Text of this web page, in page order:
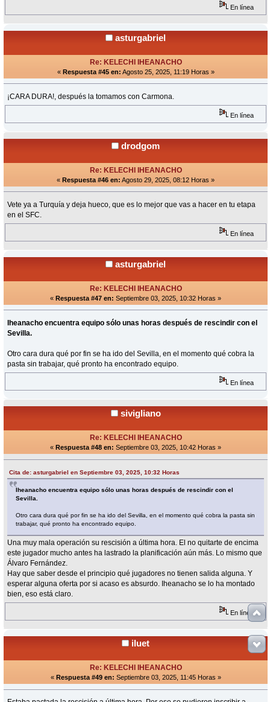
En línea
asturgabriel
Re: KELECHI IHEANACHO
« Respuesta #45 en: Agosto 25, 2025, 11:19 Horas »
¡CARA DURA!, después la tomamos con Carmona.
En línea
drodgom
Re: KELECHI IHEANACHO
« Respuesta #46 en: Agosto 29, 2025, 08:12 Horas »
Vete ya a Turquía y deja hueco, que es lo mejor que vas a hacer en tu etapa
en el SFC.
En línea
asturgabriel
Re: KELECHI IHEANACHO
« Respuesta #47 en: Septiembre 03, 2025, 10:32 Horas »
Iheanacho encuentra equipo sólo unas horas después de rescindir con el
Sevilla.
Otro cara dura qué por fin se ha ido del Sevilla, en el momento qué cobra la
pasta sin trabajar, qué pronto ha encontrado equipo.
En línea
sivigliano
Re: KELECHI IHEANACHO
« Respuesta #48 en: Septiembre 03, 2025, 10:42 Horas »
Cita de: asturgabriel en Septiembre 03, 2025, 10:32 Horas
Iheanacho encuentra equipo sólo unas horas después de rescindir con el
Sevilla.
Otro cara dura qué por fin se ha ido del Sevilla, en el momento qué cobra la pasta sin
trabajar, qué pronto ha encontrado equipo.
Una muy mala operación su rescisión a última hora. El no quitarte de encima
este jugador mucho antes ha lastrado la planificación aún más. Lo mismo que
Álvaro Fernández.
Hay que saber desde el principio qué jugadores no tienen salida alguna. Y
esperar alguna oferta por si acaso es absurdo. Iheanacho se lo ha montado
bien, eso está claro.
En línea
iluet
Re: KELECHI IHEANACHO
« Respuesta #49 en: Septiembre 03, 2025, 11:45 Horas »